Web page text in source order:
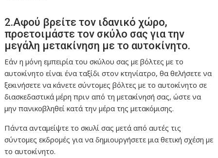
2.Αφού βρείτε τον ιδανικό χώρο,
προετοιμάστε τον σκύλο σας για την
μεγάλη μετακίνηση με το αυτοκίνητο.
Εάν η μόνη εμπειρία του σκύλου σας με βόλτες με το
αυτοκίνητο είναι ένα ταξίδι στον κτηνίατρο, θα θελήσετε να
ξεκινήσετε να κάνετε σύντομες βόλτες με το αυτοκίνητο σε
διασκεδαστικά μέρη πριν από τη μετακίνησή σας, ώστε να
μην πανικοβληθεί κατά την μέρα της μετακόμισης.
Πάντα ανταμείψτε το σκυλί σας μετά από αυτές τις
σύντομες εκδρομές για να δημιουργήσετε μια θετική σχέση με
το αυτοκίνητο.